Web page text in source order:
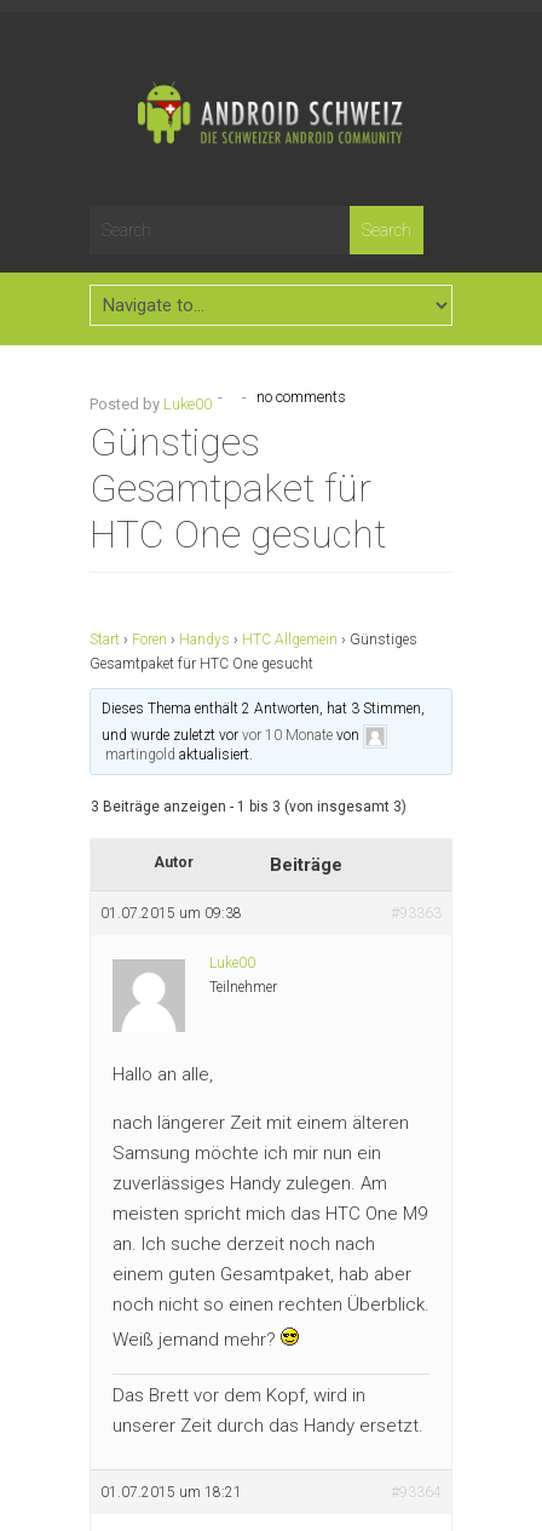
Posted by Luke00 - - no comments
Günstiges
Gesamtpaket für
HTC One gesucht
Start › Foren › Handys › HTC Allgemein › Günstiges
Gesamtpaket für HTC One gesucht
Dieses Thema enthält 2 Antworten, hat 3 Stimmen,
und wurde zuletzt vorvor 10 Monate von
martingold aktualisiert.
3 Beiträge anzeigen - 1 bis 3 (von insgesamt 3)
Autor Beiträge
01.07.2015 um 09:38 #93363
Luke00
Teilnehmer
Hallo an alle,
nach längerer Zeit mit einem älteren
Samsung möchte ich mir nun ein
zuverlässiges Handy zulegen. Am
meisten spricht mich das HTC One M9
an. Ich suche derzeit noch nach
einem guten Gesamtpaket, hab aber
noch nicht so einen rechten Überblick.
Weiß jemand mehr?
Das Brett vor dem Kopf, wird in
unserer Zeit durch das Handy ersetzt.
01.07.2015 um 18:21 #93364